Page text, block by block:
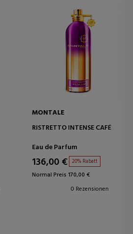
MONTALE
RISTRETTO INTENSE CAFÉ
Eau de Parfum
136,00 € 20% Rabatt
Normal Preis 170,00 €
0 Rezensionen